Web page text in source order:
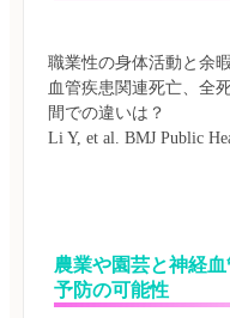
職業性の身体活動と余
血管疾患関連死亡、全
間での違いは？
農業や園芸と神経
予防の可能性